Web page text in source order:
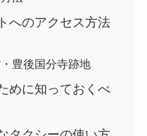
へのアクセス方法
豊後国分寺跡地
めに知っておくべ